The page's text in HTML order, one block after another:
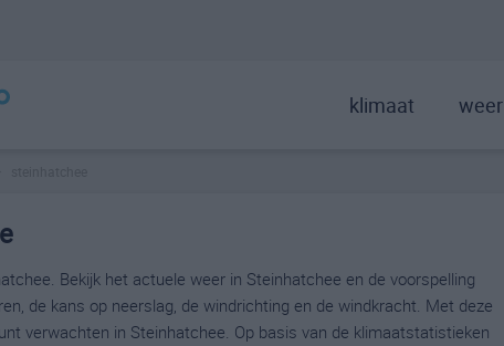
klimaat weer
Bekijk het actuele weer in Steinhatchee en de voorspelling
de kans op neerslag, de windrichting en de windkracht. Met deze
verwachten in Steinhatchee. Op basis van de klimaatstatistieken